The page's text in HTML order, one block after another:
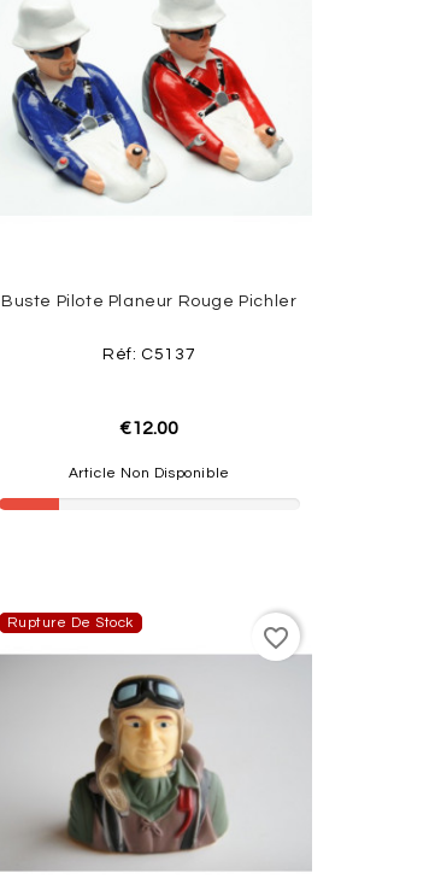
Buste Pilote Planeur Rouge Pichler
Réf: C5137
€12.00
Article Non Disponible
Rupture De Stock
favorite_border